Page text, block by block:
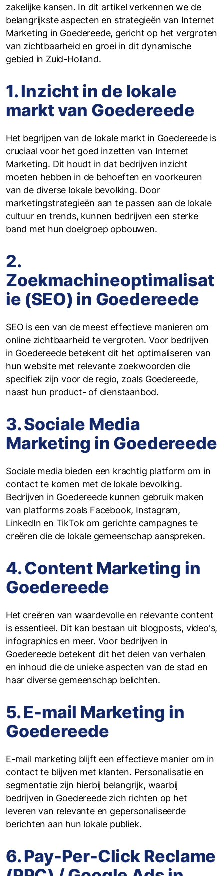
zakelijke kansen. In dit artikel verkennen we de
belangrijkste aspecten en strategieën van Internet
Marketing in Goedereede, gericht op het vergroten
van zichtbaarheid en groei in dit dynamische
gebied in Zuid-Holland.
1. Inzicht in de lokale
markt van Goedereede
Het begrijpen van de lokale markt in Goedereede is
cruciaal voor het goed inzetten van Internet
Marketing. Dit houdt in dat bedrijven inzicht
moeten hebben in de behoeften en voorkeuren
van de diverse lokale bevolking. Door
marketingstrategieën aan te passen aan de lokale
cultuur en trends, kunnen bedrijven een sterke
band met hun doelgroep opbouwen.
2.
Zoekmachineoptimalisat
ie (SEO) in Goedereede
SEO is een van de meest effectieve manieren om
online zichtbaarheid te vergroten. Voor bedrijven
in Goedereede betekent dit het optimaliseren van
hun website met relevante zoekwoorden die
specifiek zijn voor de regio, zoals Goedereede,
naast hun product- of dienstaanbod.
3. Sociale Media
Marketing in Goedereede
Sociale media bieden een krachtig platform om in
contact te komen met de lokale bevolking.
Bedrijven in Goedereede kunnen gebruik maken
van platforms zoals Facebook, Instagram,
LinkedIn en TikTok om gerichte campagnes te
creëren die de lokale gemeenschap aanspreken.
4. Content Marketing in
Goedereede
Het creëren van waardevolle en relevante content
is essentieel. Dit kan bestaan uit blogposts, video's,
infographics en meer. Voor bedrijven in
Goedereede betekent dit het delen van verhalen
en inhoud die de unieke aspecten van de stad en
haar diverse gemeenschap belichten.
5. E-mail Marketing in
Goedereede
E-mail marketing blijft een effectieve manier om in
contact te blijven met klanten. Personalisatie en
segmentatie zijn hierbij belangrijk, waarbij
bedrijven in Goedereede zich richten op het
leveren van relevante en gepersonaliseerde
berichten aan hun lokale publiek.
6. Pay-Per-Click Reclame